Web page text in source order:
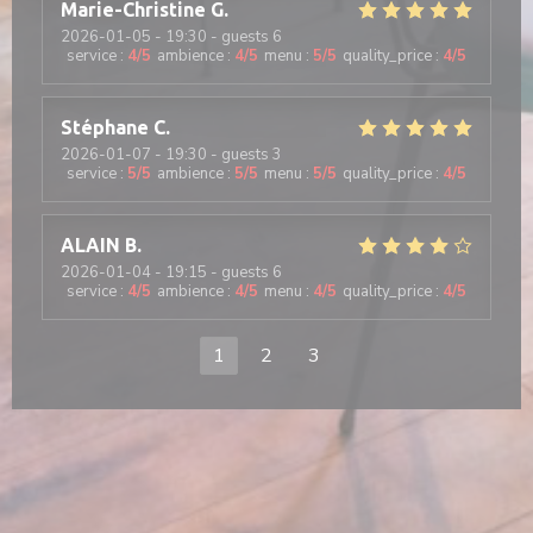
Marie-Christine G
2026-01-05 - 19:30 - guests 6
service : 4/5 ambience : 4/5 menu : 5/5 quality_price : 4/5
Stéphane C
2026-01-07 - 19:30 - guests 3
service : 5/5 ambience : 5/5 menu : 5/5 quality_price : 4/5
ALAIN B
2026-01-04 - 19:15 - guests 6
service : 4/5 ambience : 4/5 menu : 4/5 quality_price : 4/5
1 2 3